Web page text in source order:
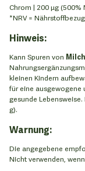
Chrom | 200 µg (500%
*NRV =
Hinweis:
Kann Spuren von Milch
kleinen Kindern
für eine ausgewogene
gesunde
g).
Warnung:
Die angegebene
Nicht verwenden,